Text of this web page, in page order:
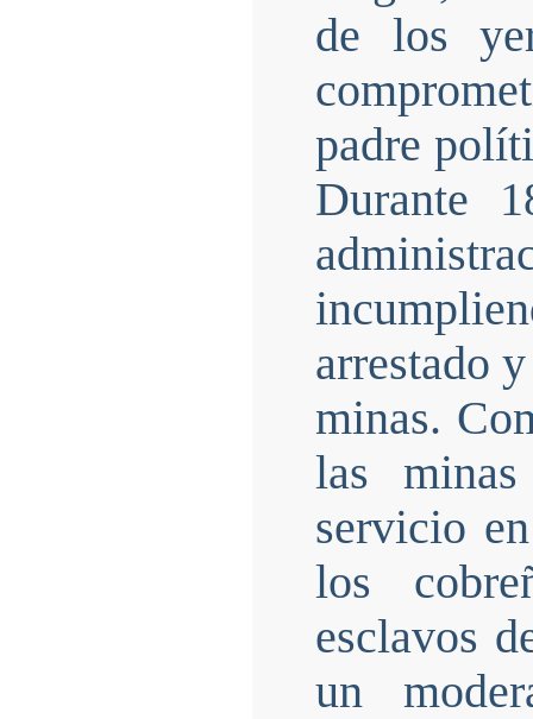
de los
padre
Durante
arrestado
minas.
las
servicio
los
esclavos
un